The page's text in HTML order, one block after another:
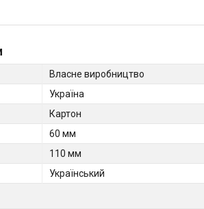
Власне виробництво
Україна
Картон
60 мм
110 мм
Український